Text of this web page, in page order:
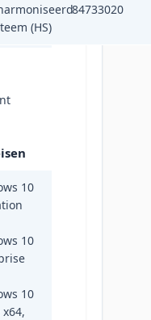
10
10
10
(HS)
84733020